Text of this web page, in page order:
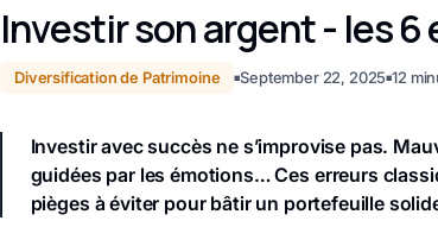
Investir son argent - les
Diversification de Patrimoine ■September 22, 2025■12
Investir avec succès ne s’improvise pas.
guidées par les émotions… Ces erreurs
pièges à éviter pour bâtir un portefeuille